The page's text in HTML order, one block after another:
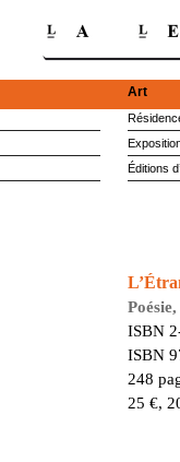
Art
Éditions
ISBN
ISBN
248
25 €,